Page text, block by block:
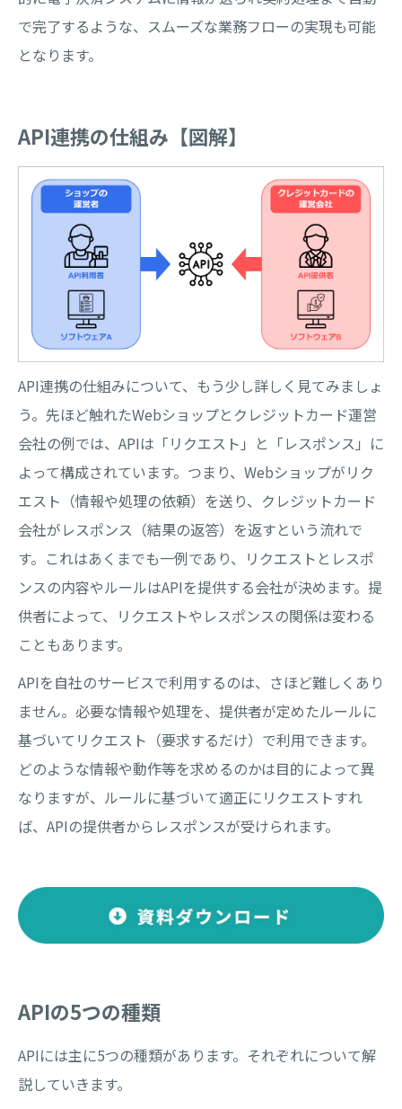
で完了するような、スムーズな業務フローの実現も可能
となります。
API連携の仕組み【図解】
API連携の仕組みについて、もう少し詳しく見てみましょ
う。先ほど触れたWebショップとクレジットカード運営
会社の例では、APIは「リクエスト」と「レスポンス」に
よって構成されています。つまり、Webショップがリク
エスト（情報や処理の依頼）を送り、クレジットカード
会社がレスポンス（結果の返答）を返すという流れで
す。これはあくまでも一例であり、リクエストとレスポ
ンスの内容やルールはAPIを提供する会社が決めます。提
供者によって、リクエストやレスポンスの関係は変わる
こともあります。
APIを自社のサービスで利用するのは、さほど難しくあり
ません。必要な情報や処理を、提供者が定めたルールに
基づいてリクエスト（要求するだけ）で利用できます。
どのような情報や動作等を求めるのかは目的によって異
なりますが、ルールに基づいて適正にリクエストすれ
ば、APIの提供者からレスポンスが受けられます。
APIの5つの種類
APIには主に5つの種類があります。それぞれについて解
説していきます。